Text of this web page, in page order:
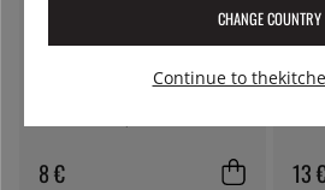
8 € 13
CHANGE COUNTRY
Continue to